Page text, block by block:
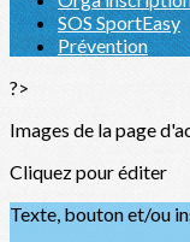
SOS SportEasy
Prévention
?>
Images de la page
Cliquez pour éditer
Texte, bouton et/ou